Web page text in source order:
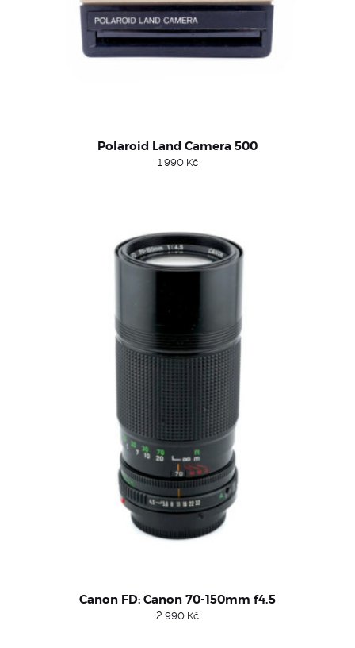
Polaroid Land Camera 500
1 990 Kč
Canon FD: Canon 70-150mm f4.5
2 990 Kč